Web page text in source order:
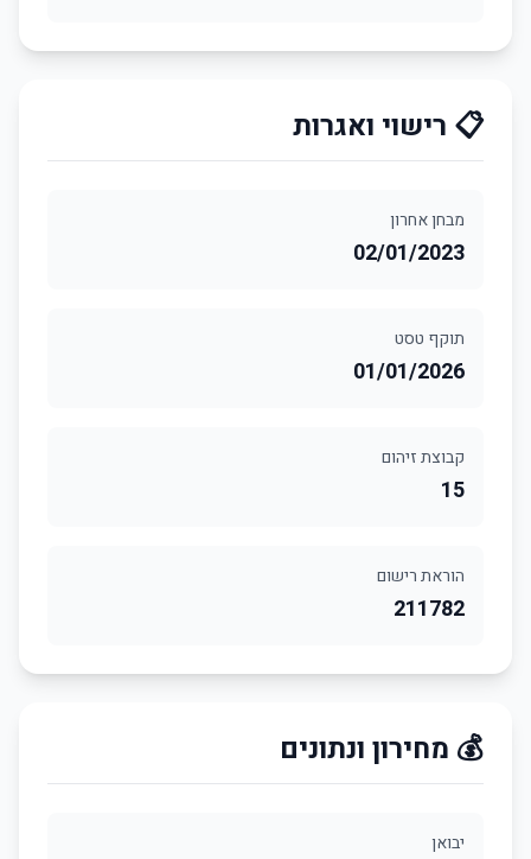
📋 רישוי ואגרות
מבחן אחרון
02/01/2023
תוקף טסט
01/01/2026
קבוצת זיהום
15
הוראת רישום
211782
💰 מחירון ונתונים
יבואן